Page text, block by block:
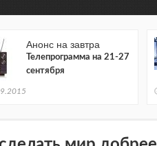
Анонс на завтра
Телепрограмма на 21-27
сентября